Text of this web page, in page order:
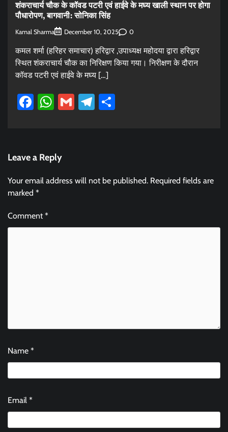
शंकराचार्य चौक के कॉवड पटरी एवं हाईवे के मघ्य खाली स्थान पर होगा
पौधारोपण, बागवानी: सोनिका सिंह
Kamal Sharma December 10, 2025 0
कमल शर्मा (हरिहर समाचार) हरिद्वार ,उपाध्यक्ष महोदया द्वारा हरिद्वार
स्थित शंकराचार्य चौक का निरिक्षण किया गया। निरीक्षण के दौरान
कॉवड पटरी एवं हाईवे के मघ्य […]
Facebook
WhatsApp
GmailTelegram
Leave a Reply
Your email address will not be published. Required fields are
marked *
Comment*
Name *
Email *